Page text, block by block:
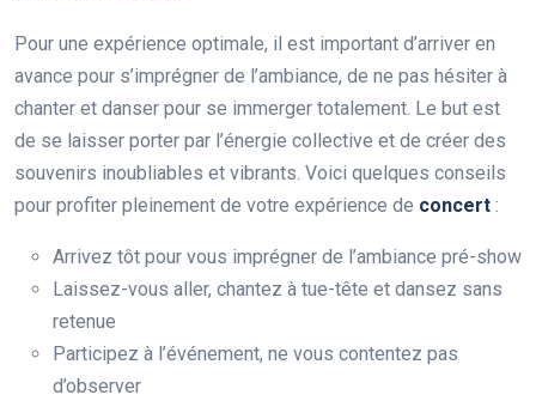
Pour une expérience optimale, il est important d’arriver en
avance pour s’imprégner de l’ambiance, de ne pas hésiter à
chanter et danser pour se immerger totalement. Le but est
de se laisser porter par l’énergie collective et de créer des
souvenirs inoubliables et vibrants. Voici quelques conseils
pour profiter pleinement de votre expérience de concert :
Arrivez tôt pour vous imprégner de l’ambiance pré-show
Laissez-vous aller, chantez à tue-tête et dansez sans
retenue
Participez à l’événement, ne vous contentez pas
d’observer